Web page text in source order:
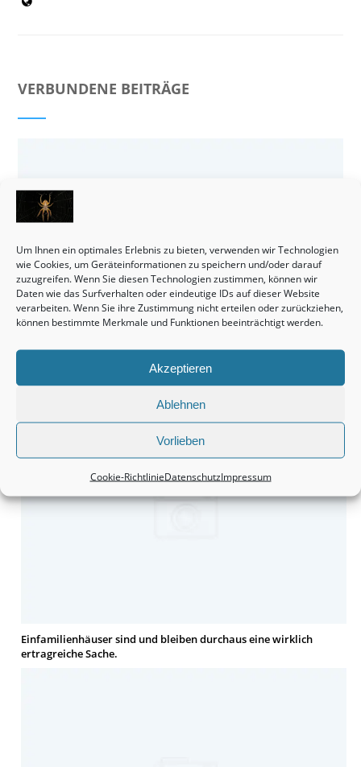
Um Ihnen ein optimales Erlebnis zu bieten, verwenden wir Technologien
wie Cookies, um Geräteinformationen zu speichern und/oder darauf
zuzugreifen. Wenn Sie diesen Technologien zustimmen, können wir
Daten wie das Surfverhalten oder eindeutige IDs auf dieser Website
verarbeiten. Wenn Sie ihre Zustimmung nicht erteilen oder zurückziehen,
können bestimmte Merkmale und Funktionen beeinträchtigt werden.
Akzeptieren
Ablehnen
Vorlieben
Cookie-RichtlinieDatenschutzImpressum
VERBUNDENE BEITRÄGE
Grundstücke sind durchaus eine interessante Anschaffung.
Einfamilienhäuser sind und bleiben durchaus eine wirklich
ertragreiche Sache.